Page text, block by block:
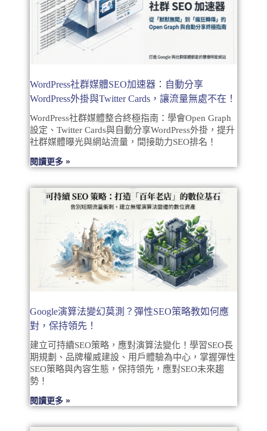
WordPress社群媒體SEO加速器：自動分享
WordPress外掛與Twitter Cards，讓流量無處不在！
WordPress社群媒體整合終極指南：學會Open Graph
設定、Twitter Cards與自動分享WordPress外掛，提升
社群媒體曝光與網站流量，間接助力SEO排名！
閱讀更多 »
Google演算法變幻莫測？彈性SEO策略教如何應
對，保持領先！
建立可持續SEO策略，應對演算法變化！學習SEO長
期規劃、品牌權威建設、用戶體驗為中心，掌握彈性
SEO策略與內容生態，保持領先，應對SEO未來趨
勢！
閱讀更多 »